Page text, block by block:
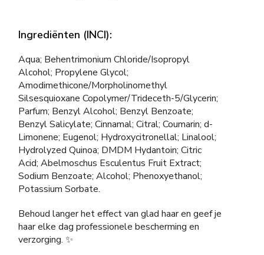
Ingrediënten (INCI):
Aqua; Behentrimonium Chloride/Isopropyl
Alcohol; Propylene Glycol;
Amodimethicone/Morpholinomethyl
Silsesquioxane Copolymer/Trideceth-5/Glycerin;
Parfum; Benzyl Alcohol; Benzyl Benzoate;
Benzyl Salicylate; Cinnamal; Citral; Coumarin; d-
Limonene; Eugenol; Hydroxycitronellal; Linalool;
Hydrolyzed Quinoa; DMDM Hydantoin; Citric
Acid; Abelmoschus Esculentus Fruit Extract;
Sodium Benzoate; Alcohol; Phenoxyethanol;
Potassium Sorbate.
Behoud langer het effect van glad haar en geef je
haar elke dag professionele bescherming en
verzorging. ✨